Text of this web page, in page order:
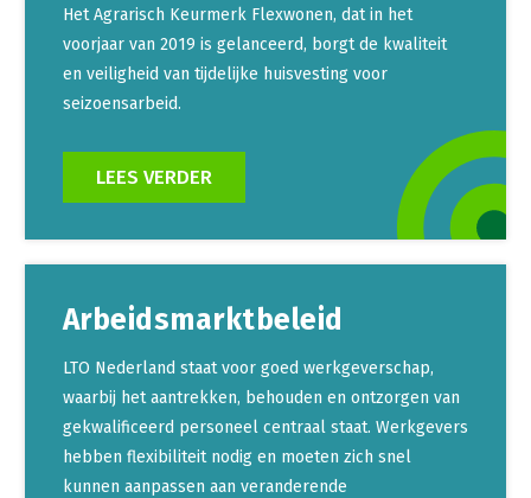
Geitenhouderij
Kalverhouderij
Konijnenhouderij
Paardenhouderij
Schapenhouderij
Varkenshouderij
Akkerbouw
Biologische Landbouw
Bollenteelt
Fruitteelt
Paddenstoelen
Vollegrondsgroente
Multifunctionele landbouw
Multifunctioneel
Vrouw en Bedrijf
Onderwerpen
Webinars
Over LTO
LTO Nederland
Bestuur en Directie
Medewerkers
Jaarverslag 2023
Vacatures
Pers
Het Agrarisch Keurmerk Flexwonen, dat in het
voorjaar van 2019 is gelanceerd, borgt de kwaliteit
en veiligheid van tijdelijke huisvesting voor
seizoensarbeid.
LEES VERDER
Arbeidsmarktbeleid
LTO Nederland staat voor goed werkgeverschap,
waarbij het aantrekken, behouden en ontzorgen van
gekwalificeerd personeel centraal staat. Werkgevers
hebben flexibiliteit nodig en moeten zich snel
kunnen aanpassen aan veranderende